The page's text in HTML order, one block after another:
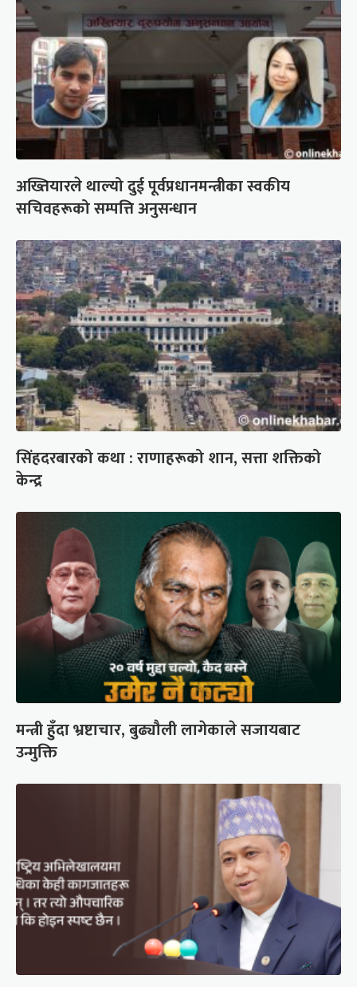
अख्तियारले थाल्यो दुई पूर्वप्रधानमन्त्रीका स्वकीय
सचिवहरूको सम्पत्ति अनुसन्धान
सिंहदरबारको कथा : राणाहरूको शान, सत्ता शक्तिको
केन्द्र
मन्त्री हुँदा भ्रष्टाचार, बुढ्यौली लागेकाले सजायबाट
उन्मुक्ति